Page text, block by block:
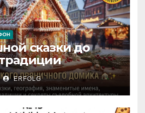
сказки до
секреты
пряничного
ERFOLG